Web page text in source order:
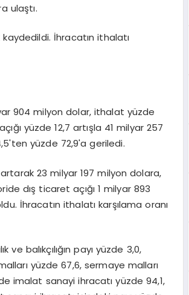
ulaştı.
İhracatın ithalatı
904 milyon dolar, ithalat yüzde
yüzde 12,7 artışla 41 milyar 257
yüzde 72,9'a geriledi.
23 milyar 197 milyon dolara,
dış ticaret açığı 1 milyar 893
İhracatın ithalatı karşılama oranı
balıkçılığın payı yüzde 3,0,
yüzde 67,6, sermaye malları
imalat sanayi ihracatı yüzde 94,1,